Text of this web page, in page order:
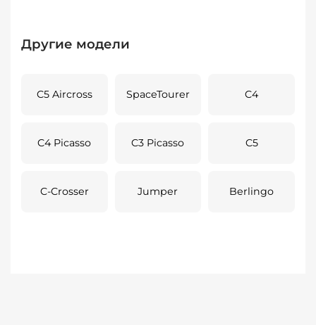
Другие модели
C5 Aircross SpaceTourer C4
C4 Picasso C3 Picasso C5
C-Crosser Jumper Berlingo